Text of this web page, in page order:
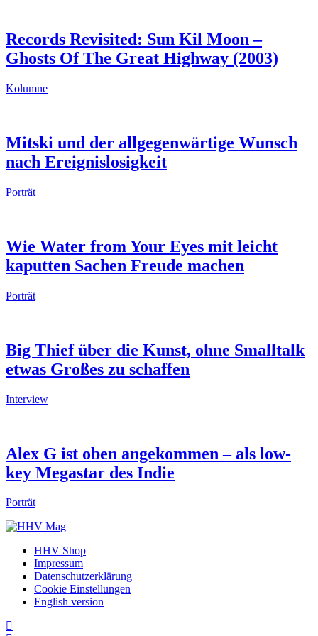
Records Revisited: Sun Kil Moon –
Ghosts Of The Great Highway (2003)
Kolumne
Mitski und der allgegenwärtige Wunsch
nach Ereignislosigkeit
Porträt
Wie Water from Your Eyes mit leicht
kaputten Sachen Freude machen
Porträt
Big Thief über die Kunst, ohne Smalltalk
etwas Großes zu schaffen
Interview
Alex G ist oben angekommen – als low-
key Megastar des Indie
Porträt
HHV Shop
Impressum
Datenschutzerklärung
Cookie Einstellungen
English version